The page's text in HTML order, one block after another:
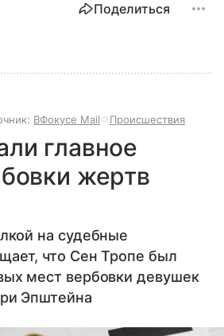
Поделиться
ВФокусе Mail Происшествия
главное
жертв
на судебные
что Сен Тропе был
мест вербовки девушек
Эпштейна